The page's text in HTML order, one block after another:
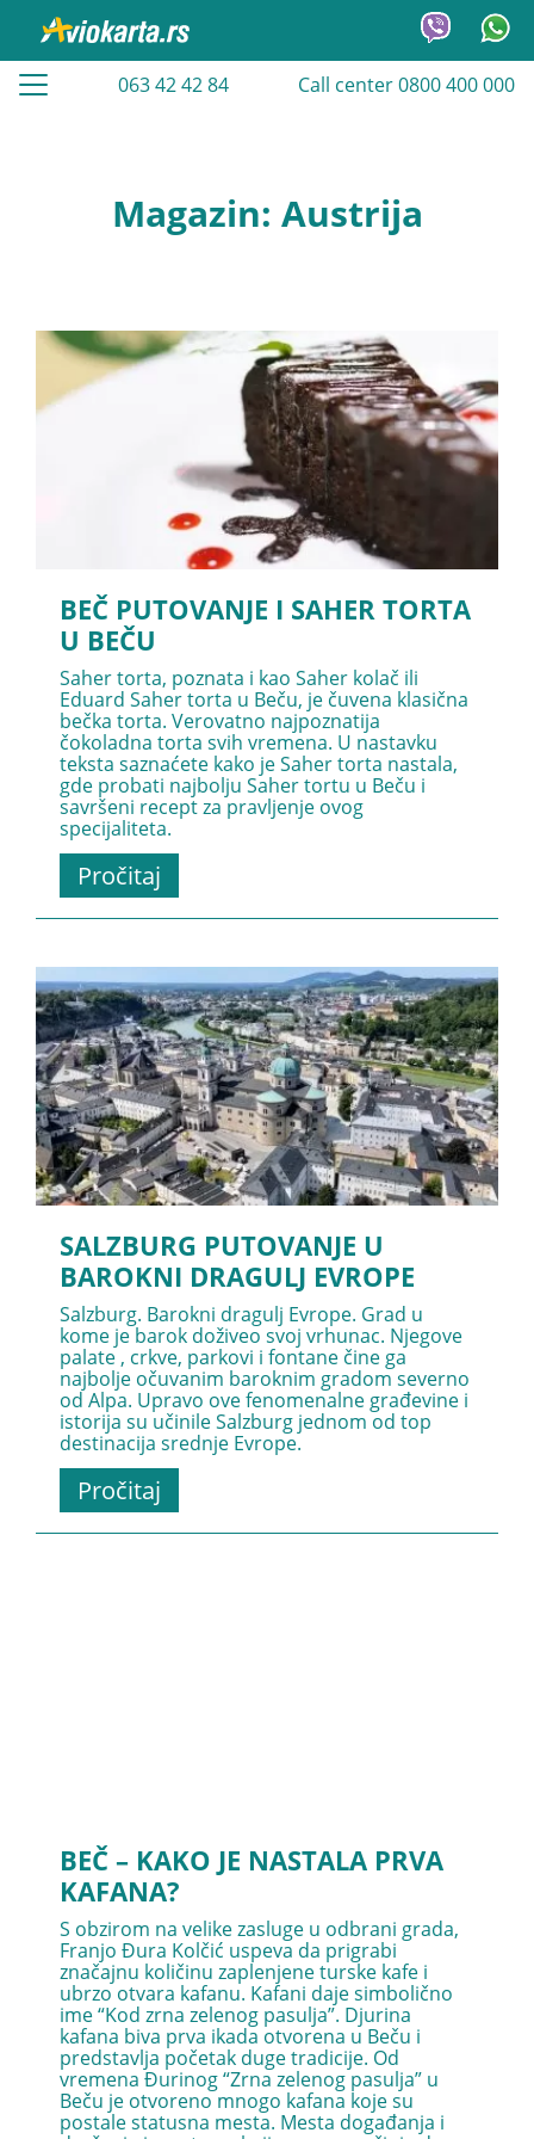
063 42 42 84 Call center 0800 400 000
Magazin: Austrija
BEČ PUTOVANJE I SAHER TORTA
U BEČU
Saher torta, poznata i kao Saher kolač ili
Eduard Saher torta u Beču, je čuvena klasična
bečka torta. Verovatno najpoznatija
čokoladna torta svih vremena. U nastavku
teksta saznaćete kako je Saher torta nastala,
gde probati najbolju Saher tortu u Beču i
savršeni recept za pravljenje ovog
specijaliteta.
Pročitaj
SALZBURG PUTOVANJE U
BAROKNI DRAGULJ EVROPE
Salzburg. Barokni dragulj Evrope. Grad u
kome je barok doživeo svoj vrhunac. Njegove
palate , crkve, parkovi i fontane čine ga
najbolje očuvanim baroknim gradom severno
od Alpa. Upravo ove fenomenalne građevine i
istorija su učinile Salzburg jednom od top
destinacija srednje Evrope.
Pročitaj
BEČ – KAKO JE NASTALA PRVA
KAFANA?
S obzirom na velike zasluge u odbrani grada,
Franjo Đura Kolčić uspeva da prigrabi
značajnu količinu zaplenjene turske kafe i
ubrzo otvara kafanu. Kafani daje simbolično
ime “Kod zrna zelenog pasulja”. Djurina
kafana biva prva ikada otvorena u Beču i
predstavlja početak duge tradicije. Od
vremena Đurinog “Zrna zelenog pasulja” u
Beču je otvoreno mnogo kafana koje su
postale statusna mesta. Mesta događanja i